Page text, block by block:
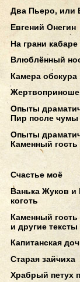
Два Пьеро, или
Евгений Онегин
На грани кабаре
Влюблённый
Камера обскура
Опыты
Пир после чумы
Опыты
Каменный гость
Счастье моё
Ванька Жуков
коготь
Каменный гость
и другие
Капитанская
Старая зайчиха
Храбрый петух